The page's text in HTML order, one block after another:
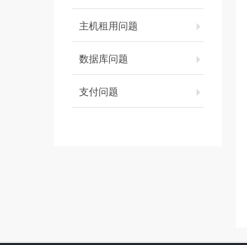
主机租用问题
数据库问题
支付问题